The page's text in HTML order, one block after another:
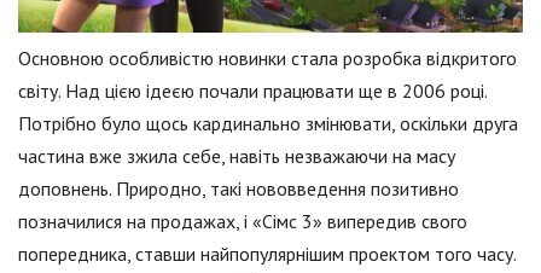
Основною особливістю новинки стала розробка відкритого
світу. Над цією ідеєю почали працювати ще в 2006 році.
Потрібно було щось кардинально змінювати, оскільки друга
частина вже зжила себе, навіть незважаючи на масу
доповнень. Природно, такі нововведення позитивно
позначилися на продажах, і «Сімс 3» випередив свого
попередника, ставши найпопулярнішим проектом того часу.